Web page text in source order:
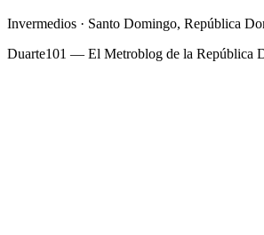
Invermedios · Santo Domingo, República
Duarte101 — El Metroblog de la República